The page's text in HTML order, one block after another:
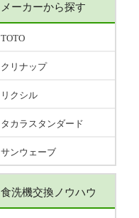
メーカーから探す
TOTO
クリナップ
リクシル
タカラスタンダード
サンウェーブ
食洗機交換ノウハウ